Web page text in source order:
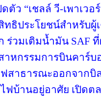
ดตัว “เชลล์ วี-เพาเว
ธิประโยชน์สำหรับผู้
ร่วมเติมน้ำมัน SAF
หกรรมการบินคาร์บ
ฟสาธารณะออกจาก
ฟบ้านอยู่อาศัย เปิดต